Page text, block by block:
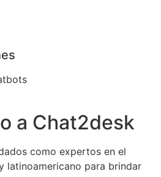
a Chat2desk
como expertos en el
latinoamericano para brindar